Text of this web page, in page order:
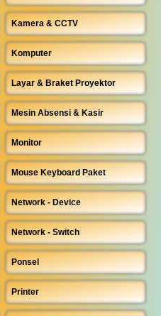
Kamera & CCTV
Komputer
Layar & Braket Proyektor
Mesin Absensi & Kasir
Monitor
Mouse Keyboard Paket
Network - Device
Network - Switch
Ponsel
Printer